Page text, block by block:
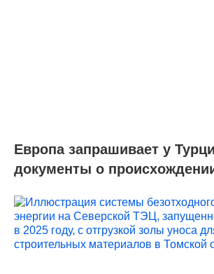
Европа запрашивает у
документы о